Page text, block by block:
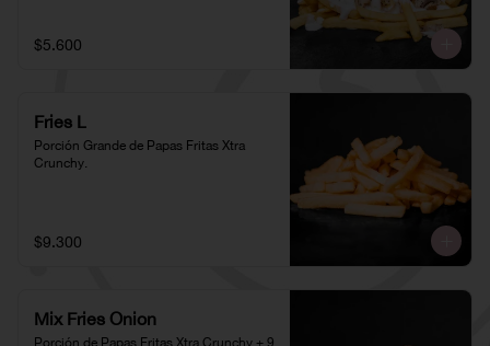
$5.600
Fries L
Porción Grande de Papas Fritas Xtra
Crunchy.
$9.300
Mix Fries Onion
Porción de Papas Fritas Xtra Crunchy + 9